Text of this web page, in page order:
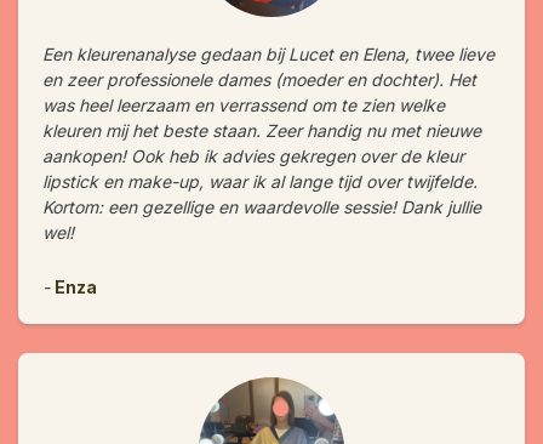
Een kleurenanalyse gedaan bij Lucet en Elena, twee lieve
en zeer professionele dames (moeder en dochter). Het
was heel leerzaam en verrassend om te zien welke
kleuren mij het beste staan. Zeer handig nu met nieuwe
aankopen! Ook heb ik advies gekregen over de kleur
lipstick en make-up, waar ik al lange tijd over twijfelde.
Kortom: een gezellige en waardevolle sessie! Dank jullie
wel!
- Enza